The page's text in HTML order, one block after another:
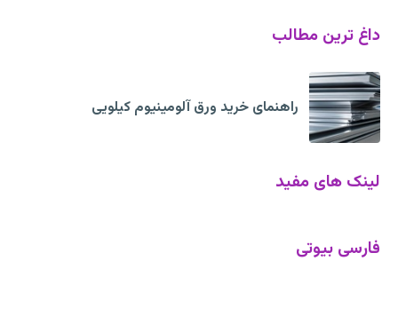
داغ ترین مطالب
راهنمای خرید ورق آلومینیوم کیلویی
لینک های مفید
فارسی بیوتی